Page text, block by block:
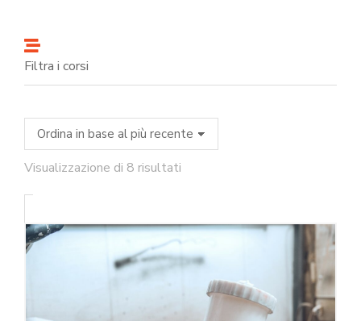
Filtra i corsi
Visualizzazione di 8 risultati